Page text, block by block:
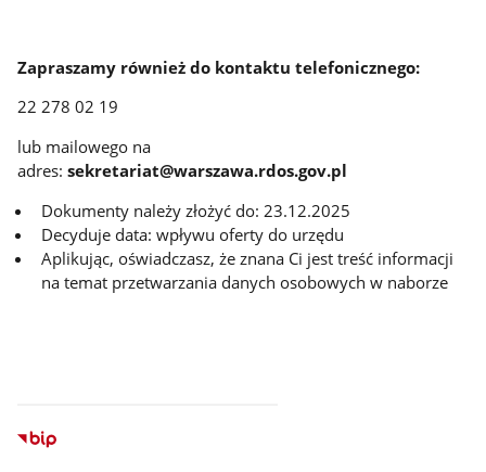
Zapraszamy również do kontaktu telefonicznego:
22 278 02 19
lub mailowego na
adres: sekretariat@warszawa.rdos.gov.pl
Dokumenty należy złożyć do: 23.12.2025
Decyduje data: wpływu oferty do urzędu
Aplikując, oświadczasz, że znana Ci jest treść informacji
na temat przetwarzania danych osobowych w naborze